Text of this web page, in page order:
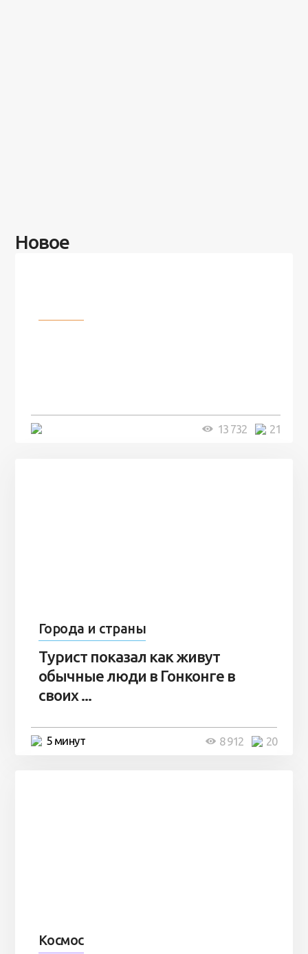
Новое
21
13 732
Города и страны
Турист показал как живут
обычные люди в Гонконге в
своих ...
5 минут 20
8 912
Космос